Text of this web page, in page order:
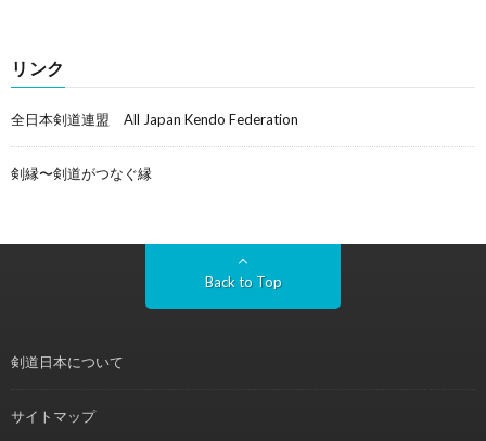
リンク
全日本剣道連盟 All Japan Kendo Federation
剣縁〜剣道がつなぐ縁
Back to Top
剣道日本について
サイトマップ